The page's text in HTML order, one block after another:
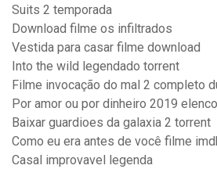
Suits 2 temporada
Download filme os infiltrados
Vestida para casar filme download
Into the wild legendado torrent
Filme invocação do mal 2 completo
Por amor ou por dinheiro 2019 elenco
Baixar guardioes da galaxia 2 torrent
Como eu era antes de você filme
Casal improvavel legenda